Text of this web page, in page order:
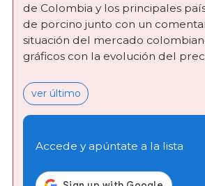
de Colombia y los principales
de porcino junto con un
situación del mercado
gráficos con la evolución del
ver último
Accede y apúntate a la lista